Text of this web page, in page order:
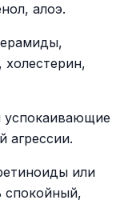
алоэ.
успокаивающие
агрессии.
или
спокойный,